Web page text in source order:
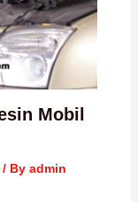
Mobil
/ By admin